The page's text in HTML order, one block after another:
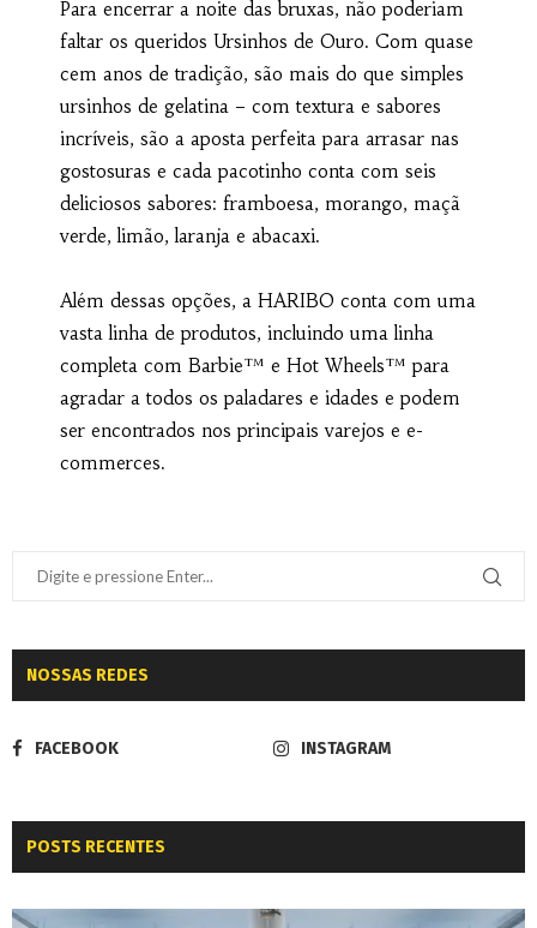
Para encerrar a noite das bruxas, não poderiam
faltar os queridos Ursinhos de Ouro. Com quase
cem anos de tradição, são mais do que simples
ursinhos de gelatina – com textura e sabores
incríveis, são a aposta perfeita para arrasar nas
gostosuras e cada pacotinho conta com seis
deliciosos sabores: framboesa, morango, maçã
verde, limão, laranja e abacaxi.
Além dessas opções, a HARIBO conta com uma
vasta linha de produtos, incluindo uma linha
completa com Barbie™ e Hot Wheels™ para
agradar a todos os paladares e idades e podem
ser encontrados nos principais varejos e e-
commerces.
NOSSAS REDES
FACEBOOK INSTAGRAM
POSTS RECENTES